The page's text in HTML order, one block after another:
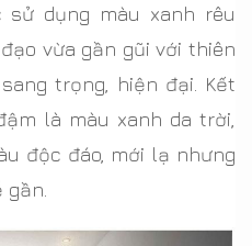
dụng màu xanh rêu
vừa gần gũi với thiên
trọng, hiện đại. Kết
là màu xanh da trời,
độc đáo, mới lạ nhưng